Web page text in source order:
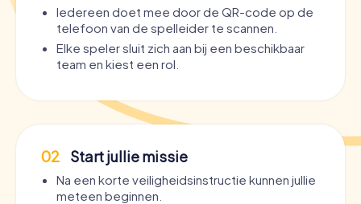
Iedereen doet mee door de QR-code op de
telefoon van de spelleider te scannen.
Elke speler sluit zich aan bij een beschikbaar
team en kiest een rol.
02 Start jullie missie
Na een korte veiligheidsinstructie kunnen jullie
meteen beginnen.